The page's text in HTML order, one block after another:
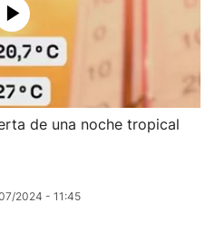
de una noche tropical
2024 - 11:45